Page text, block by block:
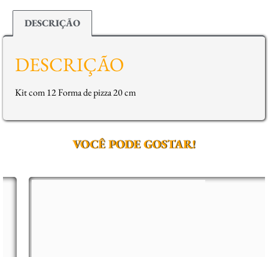
DESCRIÇÃO
DESCRIÇÃO
Kit com 12 Forma de pizza 20 cm
VOCÊ PODE GOSTAR!